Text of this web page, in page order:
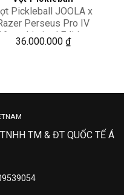
Pickleball JOOLA x
Perseus Pro IV
16mm Limited Edition
36.000.000 ₫
TM & ĐT QUỐC TẾ Á